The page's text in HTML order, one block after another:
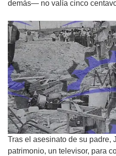
demás— no valía cinco
Tras el asesinato de su padre,
patrimonio, un televisor, para